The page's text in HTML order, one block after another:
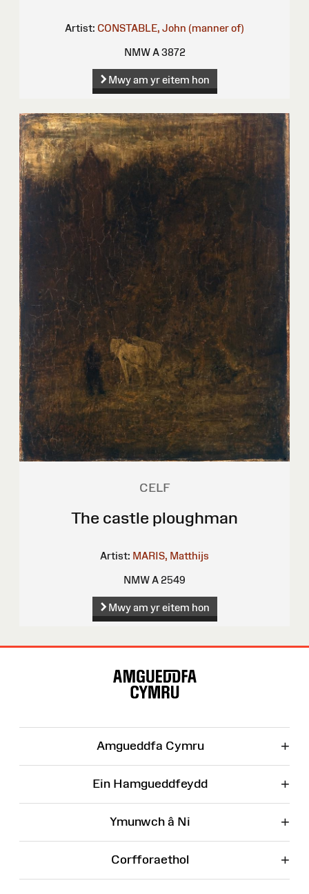
Artist: CONSTABLE, John (manner of)
NMW A 3872
Mwy am yr eitem hon
CELF
The castle ploughman
Artist: MARIS, Matthijs
NMW A 2549
Mwy am yr eitem hon
Amgueddfa Cymru +
Ein Hamgueddfeydd +
Ymunwch â Ni +
Corfforaethol +